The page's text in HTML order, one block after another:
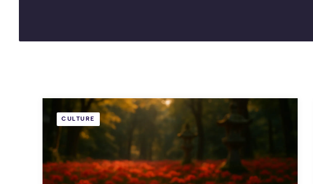
CULTURE